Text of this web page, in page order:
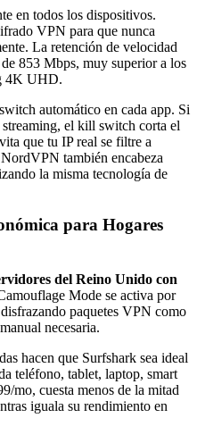
en todos los dispositivos.
VPN para que nunca
La retención de velocidad
853 Mbps, muy superior a los
4K UHD.
automático en cada app. Si
el kill switch corta el
que tu IP real se filtre a
también encabeza
la misma tecnología de
para Hogares
del Reino Unido con
Mode se activa por
paquetes VPN como
necesaria.
hacen que Surfshark sea ideal
teléfono, tablet, laptop, smart
mo, cuesta menos de la mitad
iguala su rendimiento en